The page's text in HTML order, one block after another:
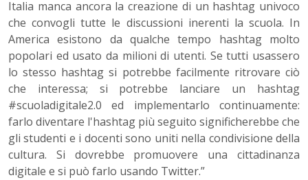
Italia manca ancora la creazione di un hashtag univoco
che convogli tutte le discussioni inerenti la scuola. In
America esistono da qualche tempo hashtag molto
popolari ed usato da milioni di utenti. Se tutti usassero
lo stesso hashtag si potrebbe facilmente ritrovare ciò
che interessa; si potrebbe lanciare un hashtag
#scuoladigitale2.0 ed implementarlo continuamente:
farlo diventare l'hashtag più seguito significherebbe che
gli studenti e i docenti sono uniti nella condivisione della
cultura. Si dovrebbe promuovere una cittadinanza
digitale e si può farlo usando Twitter.”